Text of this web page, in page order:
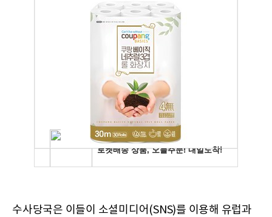
수사당국은 이들이 소셜미디어(SNS)를 이용해 유럽과